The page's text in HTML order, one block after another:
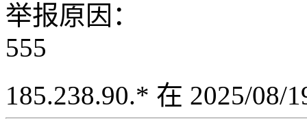
举报原因：
555
185.238.90.* 在 2025/08/